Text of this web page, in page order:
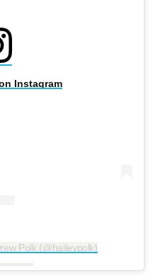
Instagram
Polk (@haileypolk)